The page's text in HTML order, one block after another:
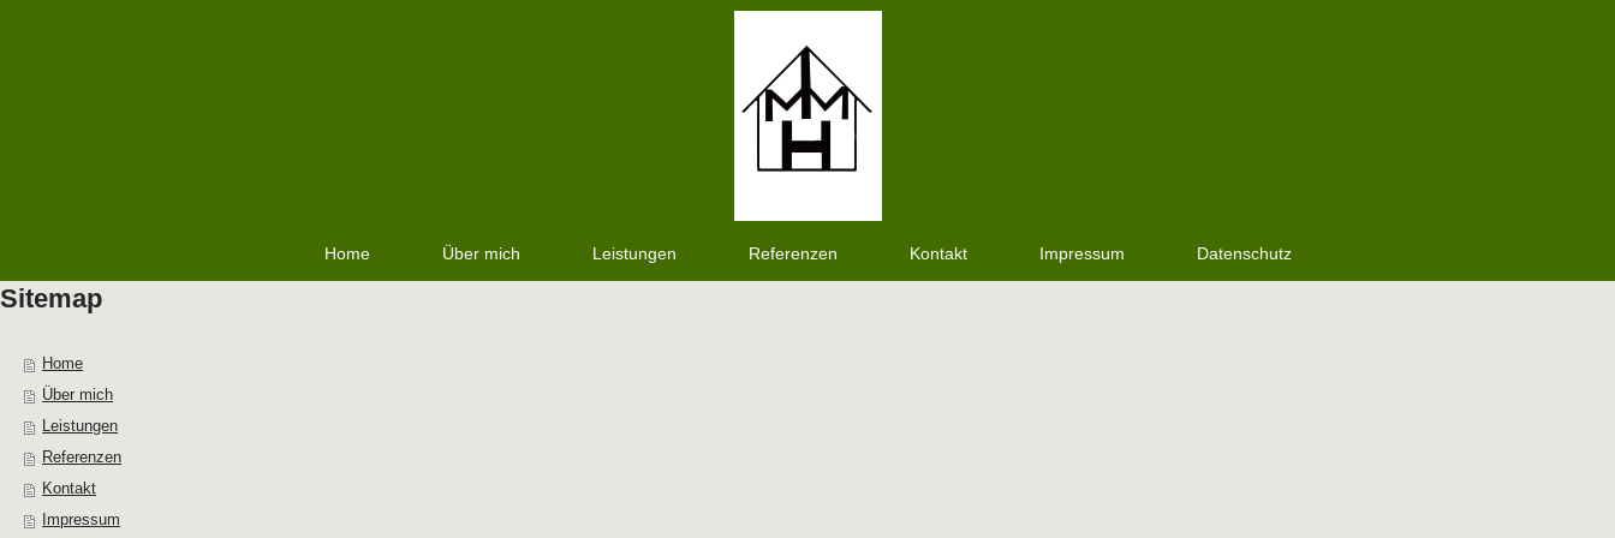
Home Über mich Leistungen Referenzen Kontakt Impressum Datenschutz
Sitemap
Home
Über mich
Leistungen
Referenzen
Kontakt
Impressum